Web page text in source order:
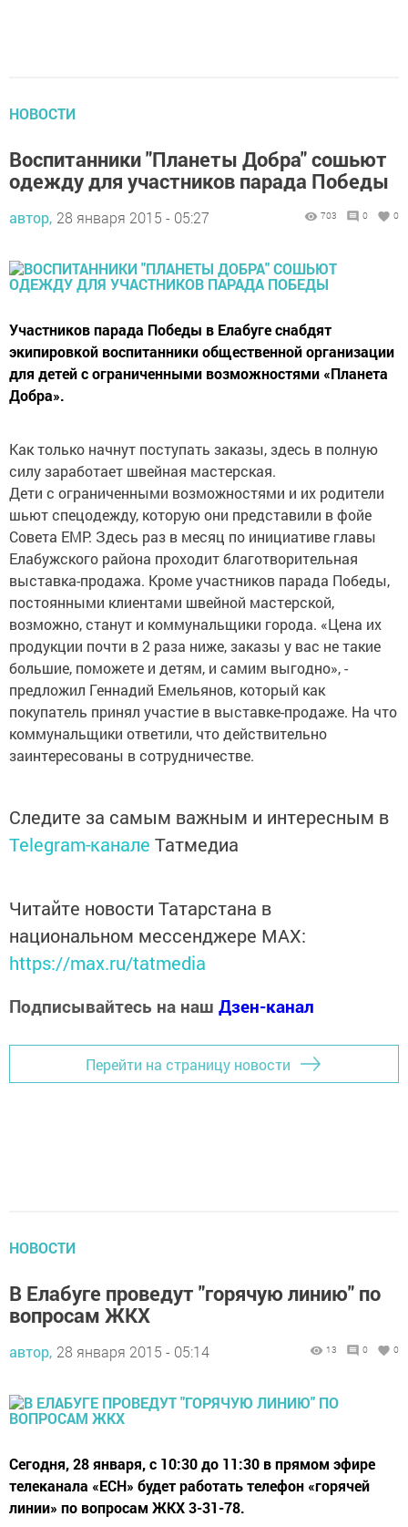
НОВОСТИ
Воспитанники "Планеты Добра" сошьют
одежду для участников парада Победы
автор, 28 января 2015 - 05:27 703 0 0
Участников парада Победы в Елабуге снабдят
экипировкой воспитанники общественной организации
для детей с ограниченными возможностями «Планета
Добра».
Как только начнут поступать заказы, здесь в полную
силу заработает швейная мастерская.
Дети с ограниченными возможностями и их родители
шьют спецодежду, которую они представили в фойе
Совета ЕМР. Здесь раз в месяц по инициативе главы
Елабужского района проходит благотворительная
выставка-продажа. Кроме участников парада Победы,
постоянными клиентами швейной мастерской,
возможно, станут и коммунальщики города. «Цена их
продукции почти в 2 раза ниже, заказы у вас не такие
большие, поможете и детям, и самим выгодно», -
предложил Геннадий Емельянов, который как
покупатель принял участие в выставке-продаже. На что
коммунальщики ответили, что действительно
заинтересованы в сотрудничестве.
Следите за самым важным и интересным в
Telegram-канале Татмедиа
Читайте новости Татарстана в
национальном мессенджере MАХ:
https://max.ru/tatmedia
Подписывайтесь на наш Дзен-канал
Перейти на страницу новости
НОВОСТИ
В Елабуге проведут "горячую линию" по
вопросам ЖКХ
автор, 28 января 2015 - 05:14 13 0 0
Сегодня, 28 января, с 10:30 до 11:30 в прямом эфире
телеканала «ЕСН» будет работать телефон «горячей
линии» по вопросам ЖКХ 3-31-78.